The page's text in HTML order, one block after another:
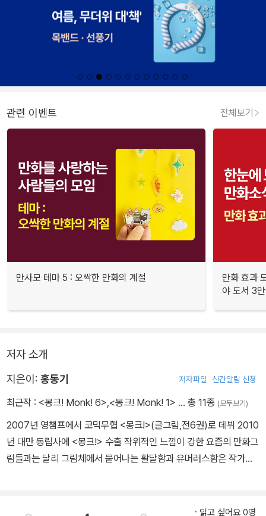
관련 이벤트 전체보기
만사모 테마 5 : 오싹한 만화의 계절
만화 효과
야 도서 3
저자 소개
지은이: 홍동기 저자파일 신간알림 신청
최근작 : <몽크! Monk! 6> <몽크! Monk! 1> … 총 11종 (모두보기)
2007년 영챔프에서 코믹무협 <몽크!>(글그림,전6권)로 데뷔 2010
년 대만 동립사에 <몽크!> 수출 작위적인 느낌이 강한 요즘의 만화그
림들과는 달리 그림체에서 묻어나는 활달함과 유머러스함은 작가의
읽고 싶어요 0명